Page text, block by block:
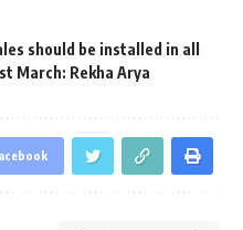
should be installed in all
March: Rekha Arya